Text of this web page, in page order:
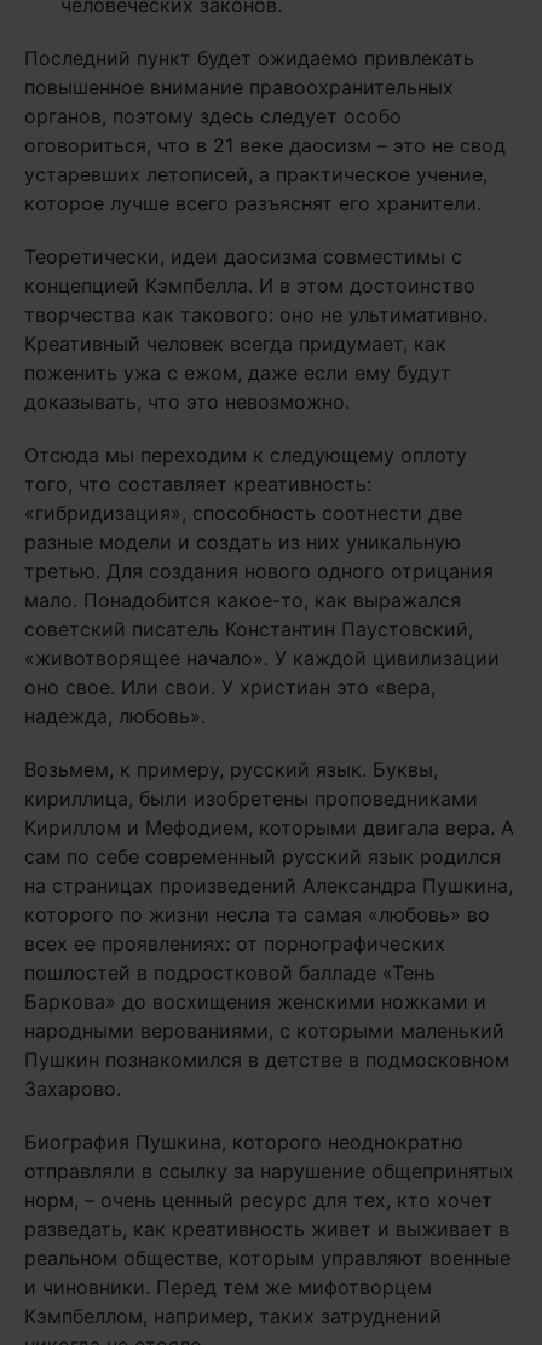
человеческих законов.
Последний пункт будет ожидаемо привлекать
повышенное внимание правоохранительных
органов, поэтому здесь следует особо
оговориться, что в 21 веке даосизм – это не свод
устаревших летописей, а практическое учение,
которое лучше всего разъяснят его хранители.
Теоретически, идеи даосизма совместимы с
концепцией Кэмпбелла. И в этом достоинство
творчества как такового: оно не ультимативно.
Креативный человек всегда придумает, как
поженить ужа с ежом, даже если ему будут
доказывать, что это невозможно.
Отсюда мы переходим к следующему оплоту
того, что составляет креативность:
«гибридизация», способность соотнести две
разные модели и создать из них уникальную
третью. Для создания нового одного отрицания
мало. Понадобится какое-то, как выражался
советский писатель Константин Паустовский,
«животворящее начало». У каждой цивилизации
оно свое. Или свои. У христиан это «вера,
надежда, любовь».
Возьмем, к примеру, русский язык. Буквы,
кириллица, были изобретены проповедниками
Кириллом и Мефодием, которыми двигала вера. А
сам по себе современный русский язык родился
на страницах произведений Александра Пушкина,
которого по жизни несла та самая «любовь» во
всех ее проявлениях: от порнографических
пошлостей в подростковой балладе «Тень
Баркова» до восхищения женскими ножками и
народными верованиями, с которыми маленький
Пушкин познакомился в детстве в подмосковном
Захарово.
Биография Пушкина, которого неоднократно
отправляли в ссылку за нарушение общепринятых
норм, – очень ценный ресурс для тех, кто хочет
разведать, как креативность живет и выживает в
реальном обществе, которым управляют военные
и чиновники. Перед тем же мифотворцем
Кэмпбеллом, например, таких затруднений